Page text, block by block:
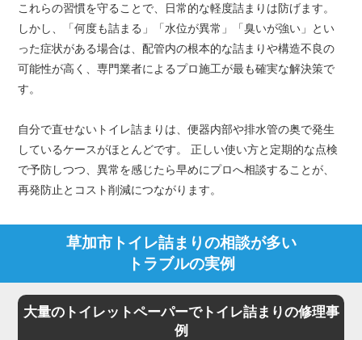
これらの習慣を守ることで、日常的な軽度詰まりは防げます。
しかし、「何度も詰まる」「水位が異常」「臭いが強い」とい
った症状がある場合は、配管内の根本的な詰まりや構造不良の
可能性が高く、専門業者によるプロ施工が最も確実な解決策で
す。
自分で直せないトイレ詰まりは、便器内部や排水管の奥で発生
しているケースがほとんどです。 正しい使い方と定期的な点検
で予防しつつ、異常を感じたら早めにプロへ相談することが、
再発防止とコスト削減につながります。
草加市トイレ詰まりの相談が多い
トラブルの実例
大量のトイレットペーパーでトイレ詰まりの修理事
例